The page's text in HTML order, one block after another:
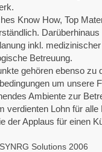
Know How, Top
inkl.
Betreuung.
gehören ebenso zu
um unsere
Ambiente zur
verdienten Lohn für
der Applaus für einen
Solutions 2006